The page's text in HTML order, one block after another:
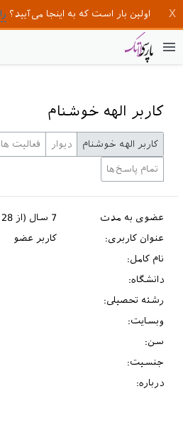
اولین بار است که به اینجا می‌آیید؟
کاربر الهه خوشنام
کاربر الهه خوشنام دیوار فعالیت
تمام پاسخ‌ها
عضوی به مدت
7 سال (از 28 آذر 1397)
عنوان کاربری:
کاربر عضو
نام کامل:
دانشگاه:
رشته تحصیلی:
وبسایت:
سن:
جنسیت:
درباره: